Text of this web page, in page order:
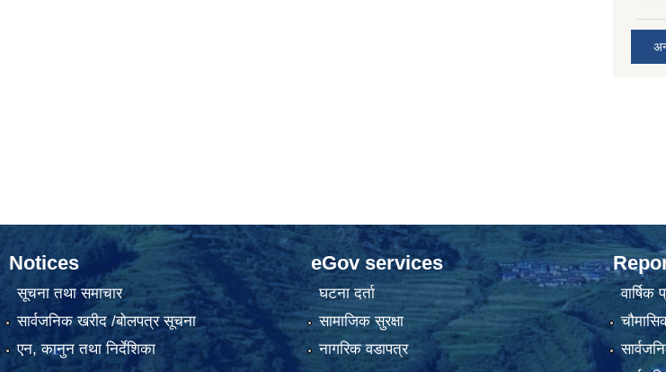
Notices
सूचना तथा समाचार
सार्वजनिक खरीद /बोलपत्र सूचना
एन, कानुन तथा निर्देशिका
eGov services
घटना दर्ता
सामाजिक सुरक्षा
नागरिक वडापत्र
वार्षिक